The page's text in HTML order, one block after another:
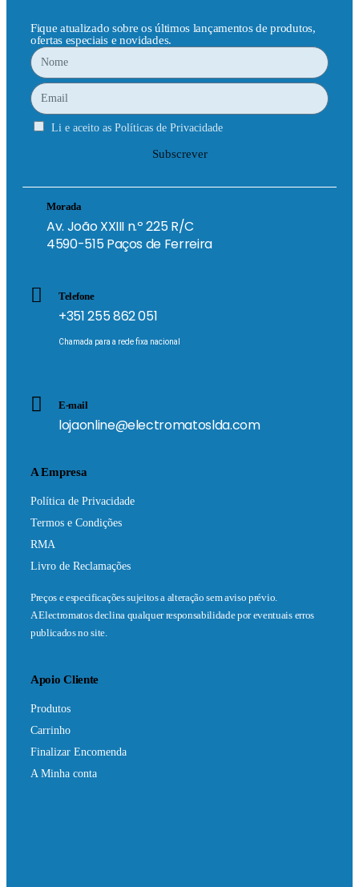
Fique atualizado sobre os últimos lançamentos de produtos,
ofertas especiais e novidades.
Li e aceito as Políticas de Privacidade
Subscrever
Morada
Av. João XXIII n.º 225 R/C
4590-515 Paços de Ferreira
Telefone
+351 255 862 051
Chamada para a rede fixa nacional
E-mail
lojaonline@electromatoslda.com
A Empresa
Política de Privacidade
Termos e Condições
RMA
Livro de Reclamações
Preços e especificações sujeitos a alteração sem aviso prévio.
A Electromatos declina qualquer responsabilidade por eventuais erros
publicados no site.
Apoio Cliente
Produtos
Carrinho
Finalizar Encomenda
A Minha conta